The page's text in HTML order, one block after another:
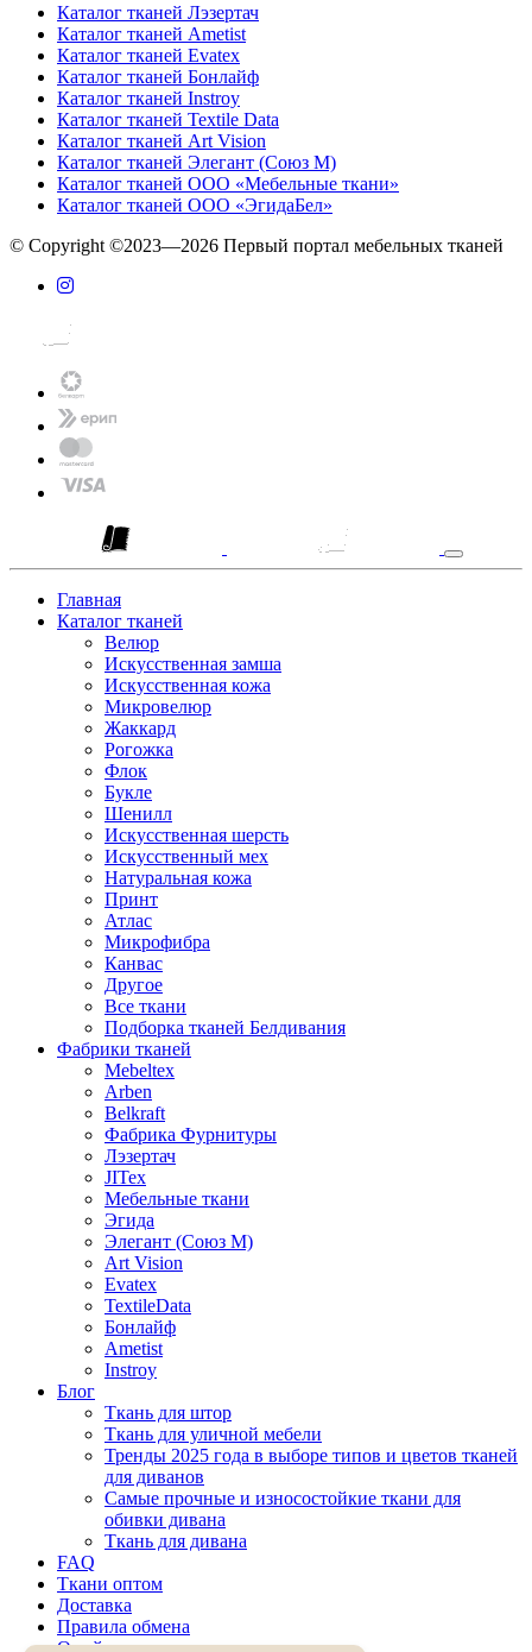
Каталог тканей Лэзертач
Каталог тканей Ametist
Каталог тканей Evatex
Каталог тканей Бонлайф
Каталог тканей Instroy
Каталог тканей Textile Data
Каталог тканей Art Vision
Каталог тканей Элегант (Союз М)
Каталог тканей ООО «Мебельные ткани»
Каталог тканей ООО «ЭгидаБел»
© Copyright ©2023—2026 Первый портал мебельных тканей
Главная
Каталог тканей
Велюр
Искусственная замша
Искусственная кожа
Микровелюр
Жаккард
Рогожка
Флок
Букле
Шенилл
Искусственная шерсть
Искусственный мех
Натуральная кожа
Принт
Атлас
Микрофибра
Канвас
Другое
Все ткани
Подборка тканей Белдивания
Фабрики тканей
Mebeltex
Arben
Belkraft
Фабрика Фурнитуры
Лэзертач
JITex
Мебельные ткани
Эгида
Элегант (Союз М)
Art Vision
Evatex
TextileData
Бонлайф
Ametist
Instroy
Блог
Ткань для штор
Ткань для уличной мебели
Тренды 2025 года в выборе типов и цветов тканей
для диванов
Самые прочные и износостойкие ткани для
обивки дивана
Ткань для дивана
FAQ
Ткани оптом
Доставка
Правила обмена
О сайте